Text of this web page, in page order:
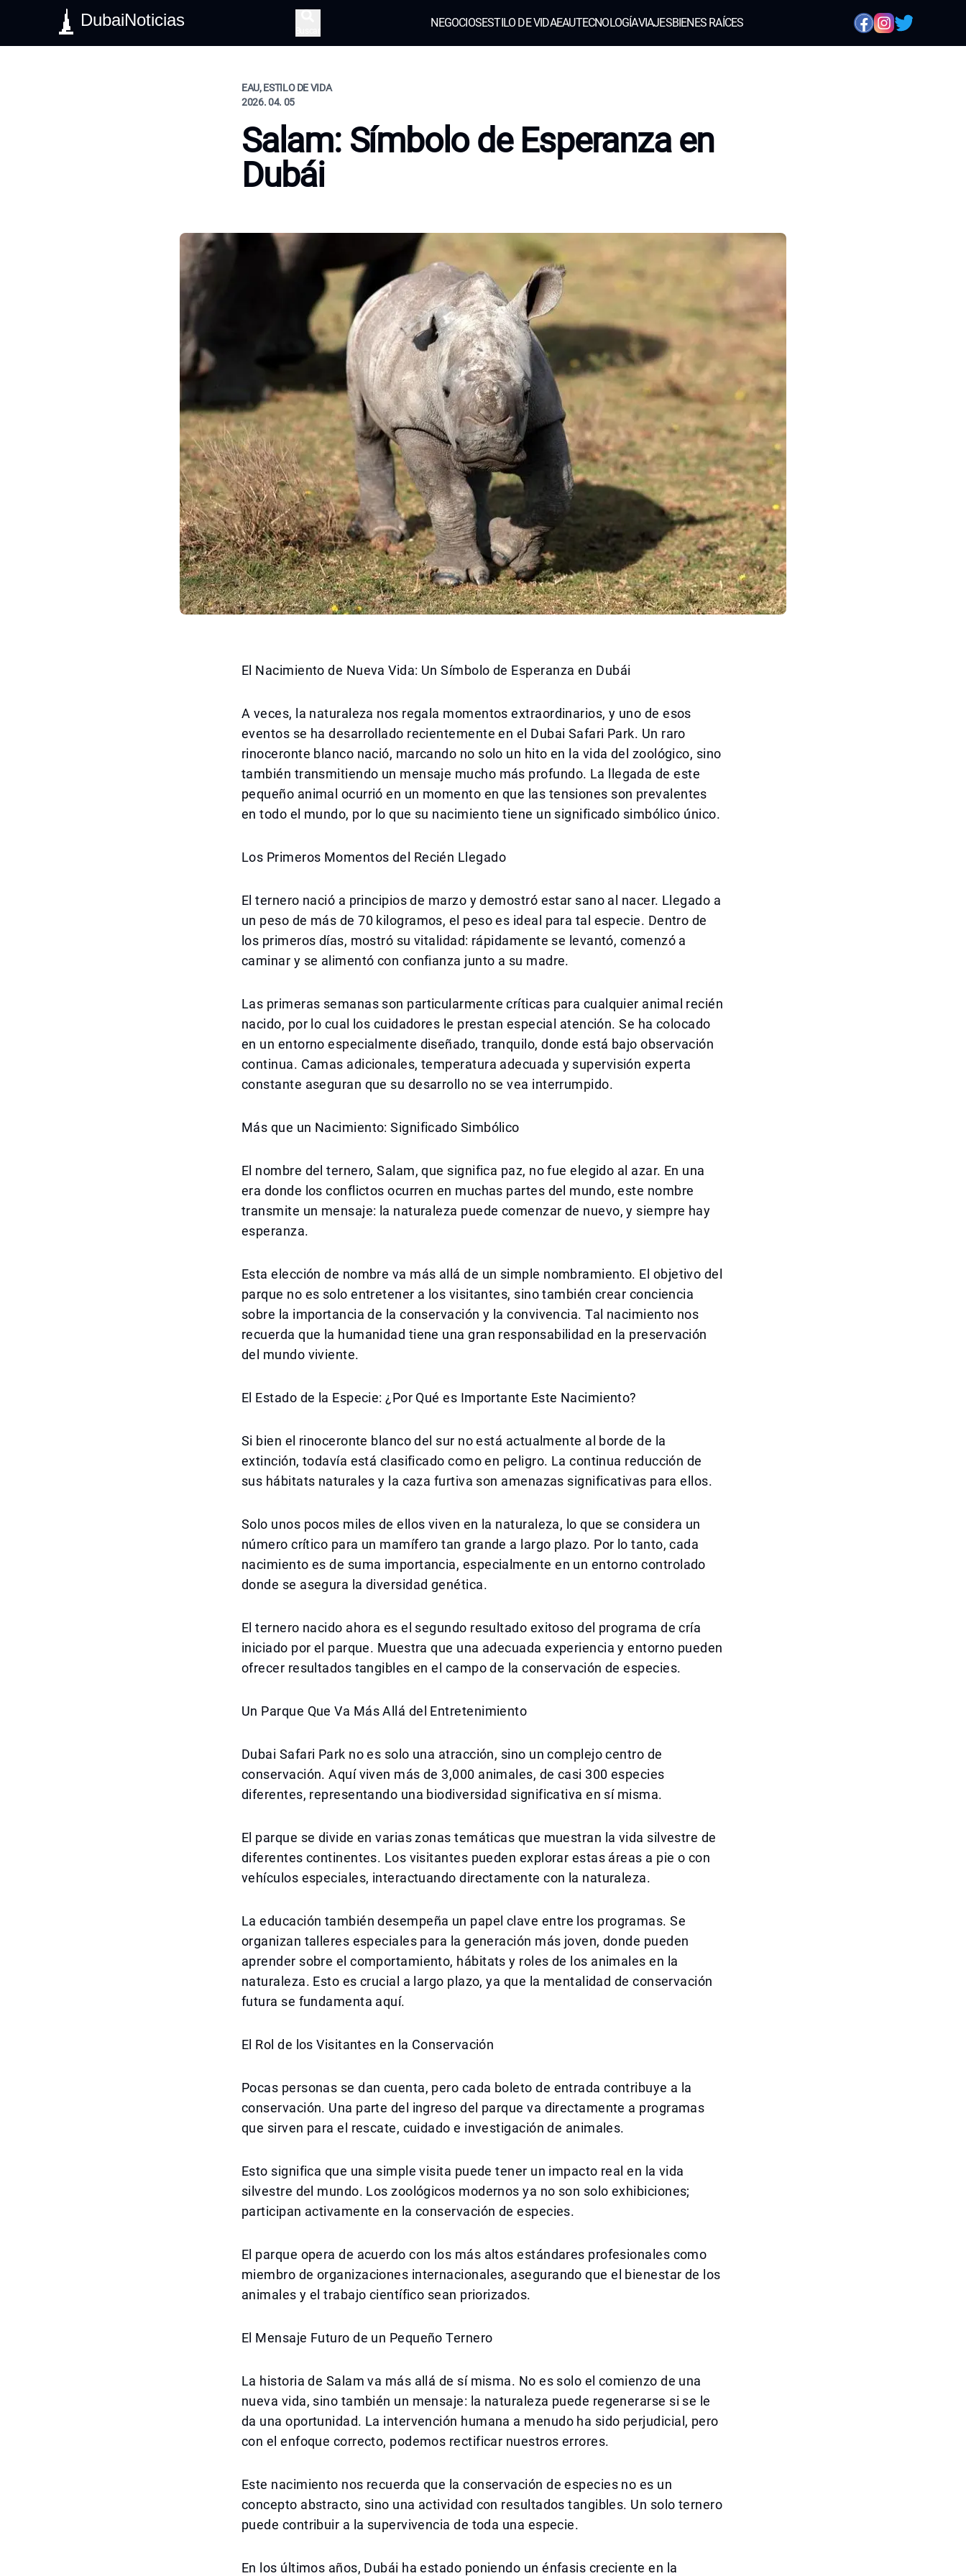
DubaiNoticias NEGOCIOSESTILO DE VIDAEAUTECNOLOGÍAVIAJESBIENES RAÍCES
EAU, ESTILO DE VIDA
2026. 04. 05
Salam: Símbolo de Esperanza en
Dubái
El Nacimiento de Nueva Vida: Un Símbolo de Esperanza en Dubái
A veces, la naturaleza nos regala momentos extraordinarios, y uno de esos
eventos se ha desarrollado recientemente en el Dubai Safari Park. Un raro
rinoceronte blanco nació, marcando no solo un hito en la vida del zoológico, sino
también transmitiendo un mensaje mucho más profundo. La llegada de este
pequeño animal ocurrió en un momento en que las tensiones son prevalentes
en todo el mundo, por lo que su nacimiento tiene un significado simbólico único.
Los Primeros Momentos del Recién Llegado
El ternero nació a principios de marzo y demostró estar sano al nacer. Llegado a
un peso de más de 70 kilogramos, el peso es ideal para tal especie. Dentro de
los primeros días, mostró su vitalidad: rápidamente se levantó, comenzó a
caminar y se alimentó con confianza junto a su madre.
Las primeras semanas son particularmente críticas para cualquier animal recién
nacido, por lo cual los cuidadores le prestan especial atención. Se ha colocado
en un entorno especialmente diseñado, tranquilo, donde está bajo observación
continua. Camas adicionales, temperatura adecuada y supervisión experta
constante aseguran que su desarrollo no se vea interrumpido.
Más que un Nacimiento: Significado Simbólico
El nombre del ternero, Salam, que significa paz, no fue elegido al azar. En una
era donde los conflictos ocurren en muchas partes del mundo, este nombre
transmite un mensaje: la naturaleza puede comenzar de nuevo, y siempre hay
esperanza.
Esta elección de nombre va más allá de un simple nombramiento. El objetivo del
parque no es solo entretener a los visitantes, sino también crear conciencia
sobre la importancia de la conservación y la convivencia. Tal nacimiento nos
recuerda que la humanidad tiene una gran responsabilidad en la preservación
del mundo viviente.
El Estado de la Especie: ¿Por Qué es Importante Este Nacimiento?
Si bien el rinoceronte blanco del sur no está actualmente al borde de la
extinción, todavía está clasificado como en peligro. La continua reducción de
sus hábitats naturales y la caza furtiva son amenazas significativas para ellos.
Solo unos pocos miles de ellos viven en la naturaleza, lo que se considera un
número crítico para un mamífero tan grande a largo plazo. Por lo tanto, cada
nacimiento es de suma importancia, especialmente en un entorno controlado
donde se asegura la diversidad genética.
El ternero nacido ahora es el segundo resultado exitoso del programa de cría
iniciado por el parque. Muestra que una adecuada experiencia y entorno pueden
ofrecer resultados tangibles en el campo de la conservación de especies.
Un Parque Que Va Más Allá del Entretenimiento
Dubai Safari Park no es solo una atracción, sino un complejo centro de
conservación. Aquí viven más de 3,000 animales, de casi 300 especies
diferentes, representando una biodiversidad significativa en sí misma.
El parque se divide en varias zonas temáticas que muestran la vida silvestre de
diferentes continentes. Los visitantes pueden explorar estas áreas a pie o con
vehículos especiales, interactuando directamente con la naturaleza.
La educación también desempeña un papel clave entre los programas. Se
organizan talleres especiales para la generación más joven, donde pueden
aprender sobre el comportamiento, hábitats y roles de los animales en la
naturaleza. Esto es crucial a largo plazo, ya que la mentalidad de conservación
futura se fundamenta aquí.
El Rol de los Visitantes en la Conservación
Pocas personas se dan cuenta, pero cada boleto de entrada contribuye a la
conservación. Una parte del ingreso del parque va directamente a programas
que sirven para el rescate, cuidado e investigación de animales.
Esto significa que una simple visita puede tener un impacto real en la vida
silvestre del mundo. Los zoológicos modernos ya no son solo exhibiciones;
participan activamente en la conservación de especies.
El parque opera de acuerdo con los más altos estándares profesionales como
miembro de organizaciones internacionales, asegurando que el bienestar de los
animales y el trabajo científico sean priorizados.
El Mensaje Futuro de un Pequeño Ternero
La historia de Salam va más allá de sí misma. No es solo el comienzo de una
nueva vida, sino también un mensaje: la naturaleza puede regenerarse si se le
da una oportunidad. La intervención humana a menudo ha sido perjudicial, pero
con el enfoque correcto, podemos rectificar nuestros errores.
Este nacimiento nos recuerda que la conservación de especies no es un
concepto abstracto, sino una actividad con resultados tangibles. Un solo ternero
puede contribuir a la supervivencia de toda una especie.
En los últimos años, Dubái ha estado poniendo un énfasis creciente en la